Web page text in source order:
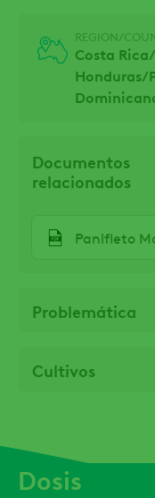
REGION/
Costa Rica/
Honduras/
Documentos
relacionados
Panlfleto
Problemática
Cultivos
Dosis